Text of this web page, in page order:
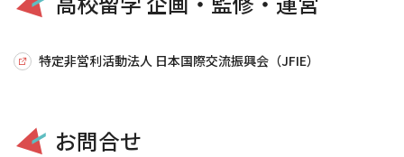
特定非営利活動法人 日本国際交流振興会（JFIE）
お問合せ